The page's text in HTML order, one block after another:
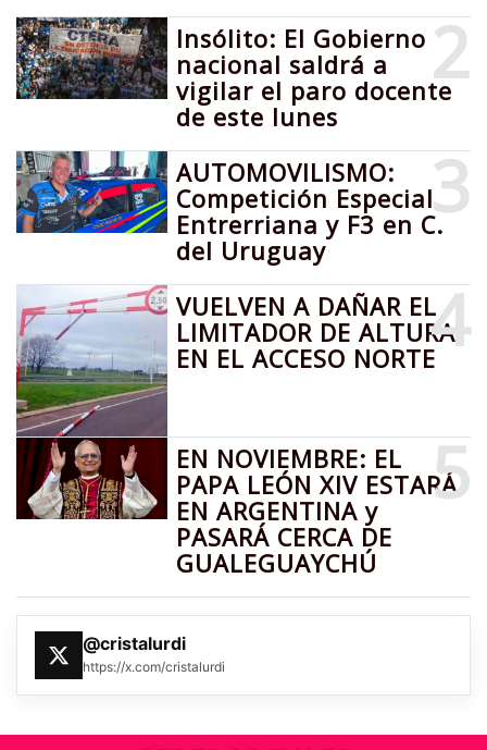
2
Insólito: El Gobierno
nacional saldrá a
vigilar el paro docente
de este lunes
3
AUTOMOVILISMO:
Competición Especial
Entrerriana y F3 en C.
del Uruguay
4
VUELVEN A DAÑAR EL
LIMITADOR DE ALTURA
EN EL ACCESO NORTE
5
EN NOVIEMBRE: EL
PAPA LEÓN XIV ESTARÁ
EN ARGENTINA y
PASARÁ CERCA DE
GUALEGUAYCHÚ
@cristalurdi
https://x.com/cristalurdi